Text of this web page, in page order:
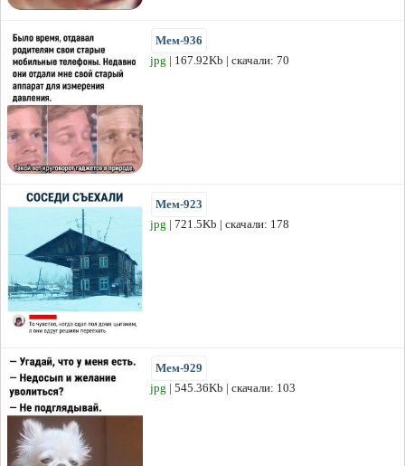
Мем-936
jpg | 167.92Kb | скачали: 70
Мем-923
jpg | 721.5Kb | скачали: 178
Мем-929
jpg | 545.36Kb | скачали: 103